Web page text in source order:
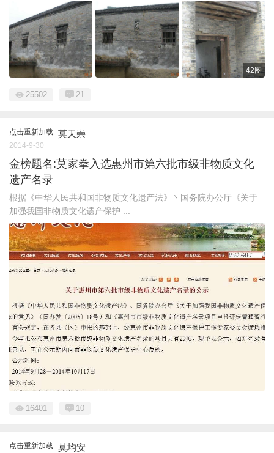
42图
25502 21
点击重新加载 莫天崇
2014-9-30
金榜题名:莫家拳入选惠州市第六批市级非物质文化
遗产名录
根据《中华人民共和国非物质文化遗产法》丶国务院办公厅《关于
加强我国非物质文化遗产保护 ...
16401 10
点击重新加载 莫均安